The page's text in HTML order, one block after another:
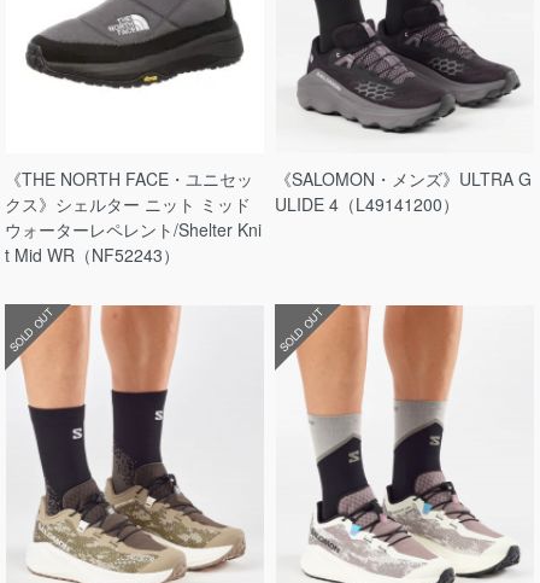
《THE NORTH FACE・ユニセッ
クス》シェルター ニット ミッド
ウォーターレペレント/Shelter Kni
t Mid WR（NF52243）
《SALOMON・メンズ》ULTRA G
ULIDE 4（L49141200）
SOLD OUT SOLD OUT